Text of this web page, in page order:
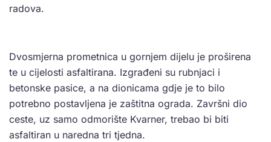
radova.
Dvosmjerna prometnica u gornjem dijelu je proširena
te u cijelosti asfaltirana. Izgrađeni su rubnjaci i
betonske pasice, a na dionicama gdje je to bilo
potrebno postavljena je zaštitna ograda. Završni dio
ceste, uz samo odmorište Kvarner, trebao bi biti
asfaltiran u naredna tri tjedna.